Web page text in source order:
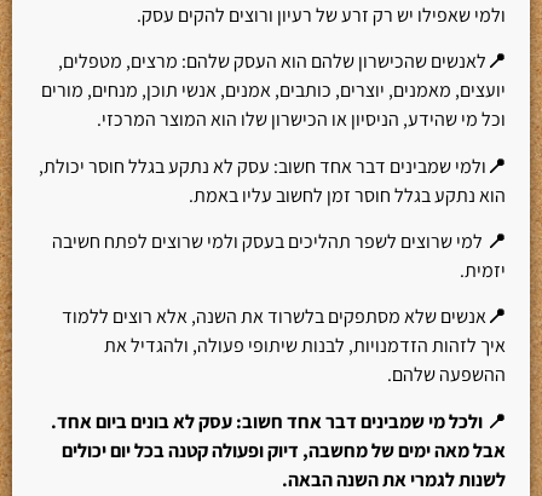
ולמי שאפילו יש רק זרע של רעיון ורוצים להקים עסק.
📍לאנשים שהכישרון שלהם הוא העסק שלהם: מרצים, מטפלים,
יועצים, מאמנים, יוצרים, כותבים, אמנים, אנשי תוכן, מנחים, מורים
וכל מי שהידע, הניסיון או הכישרון שלו הוא המוצר המרכזי.
📍ולמי שמבינים דבר אחד חשוב: עסק לא נתקע בגלל חוסר יכולת,
הוא נתקע בגלל חוסר זמן לחשוב עליו באמת.
📍 למי שרוצים לשפר תהליכים בעסק ולמי שרוצים לפתח חשיבה
יזמית.
📍אנשים שלא מסתפקים בלשרוד את השנה, אלא רוצים ללמוד
איך לזהות הזדמנויות, לבנות שיתופי פעולה, ולהגדיל את
ההשפעה שלהם.
📍 ולכל מי שמבינים דבר אחד חשוב: עסק לא בונים ביום אחד.
אבל מאה ימים של מחשבה, דיוק ופעולה קטנה בכל יום יכולים
לשנות לגמרי את השנה הבאה.